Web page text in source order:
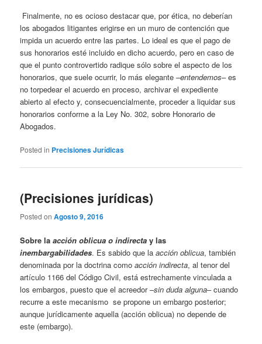
Finalmente, no es ocioso destacar que, por ética, no deberían
los abogados litigantes erigirse en un muro de contención que
impida un acuerdo entre las partes. Lo ideal es que el pago de
sus honorarios esté incluido en dicho acuerdo, pero en caso de
que el punto controvertido radique sólo sobre el aspecto de los
honorarios, que suele ocurrir, lo más elegante –entendemos– es
no torpedear el acuerdo en proceso, archivar el expediente
abierto al efecto y, consecuencialmente, proceder a liquidar sus
honorarios conforme a la Ley No. 302, sobre Honorario de
Abogados.
Posted in Precisiones Jurídicas
(Precisiones jurídicas)
Posted onAgosto 9, 2016
Sobre laacción oblicua o indirecta y las
inembargabilidades. Es sabido que laacción oblicua, también
denominada por la doctrina comoacción indirecta, al tenor del
artículo 1166 del Código Civil, está estrechamente vinculada a
los embargos, puesto que el acreedor –sin duda alguna– cuando
recurre a este mecanismo se propone un embargo posterior;
aunque jurídicamente aquella (acción oblicua) no depende de
este (embargo).